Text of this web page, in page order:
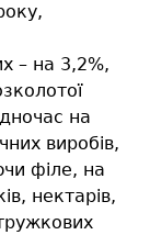
– на 3,2%,
на
виробів,
філе, на
нектарів,